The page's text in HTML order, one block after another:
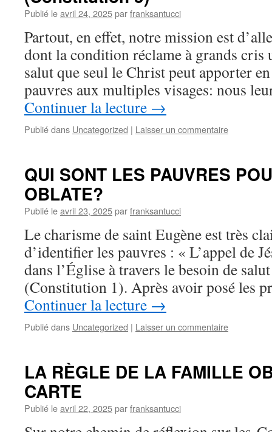
Publié leavril 24, 2025parfranksantucci
Partout, en effet, notre mission est
dont la condition réclame à grands cris
salut que seul le Christ peut apporter
pauvres aux multiples visages: nous
Continuer la lecture →
Publié dans Uncategorized | Laisser un commentaire
QUI SONT LES PAUVRES
OBLATE?
Publié leavril 23, 2025parfranksantucci
Le charisme de saint Eugène est très
d’identifier les pauvres : « L’appel de
dans l’Église à travers le besoin de
(Constitution 1). Après avoir posé les
Continuer la lecture →
Publié dans Uncategorized | Laisser un commentaire
LA RÈGLE DE LA FAMILLE
CARTE
Publié leavril 22, 2025parfranksantucci